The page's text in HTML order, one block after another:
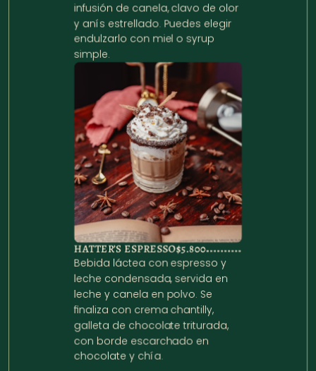
infusión de canela, clavo de olor
y anís estrellado. Puedes elegir
endulzarlo con miel o syrup
simple.
HATTER’S ESPRESSO$5.800
Bebida láctea con espresso y
leche condensada, servida en
leche y canela en polvo. Se
finaliza con crema chantilly,
galleta de chocolate triturada,
con borde escarchado en
chocolate y chía.